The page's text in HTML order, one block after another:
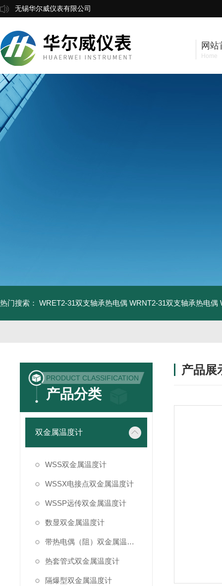
无锡华尔威仪表有限公司
网站
Home
热门搜索： WRET2-31双支轴承热电偶 WRNT2-31双支轴承热电偶
PRODUCT CLASSIFICATION
产品分类
双金属温度计
WSS双金属温度计
WSSX电接点双金属温度计
WSSP远传双金属温度计
数显双金属温度计
带热电偶（阻）双金属温度计
热套管式双金属温度计
隔爆型双金属温度计
产品展